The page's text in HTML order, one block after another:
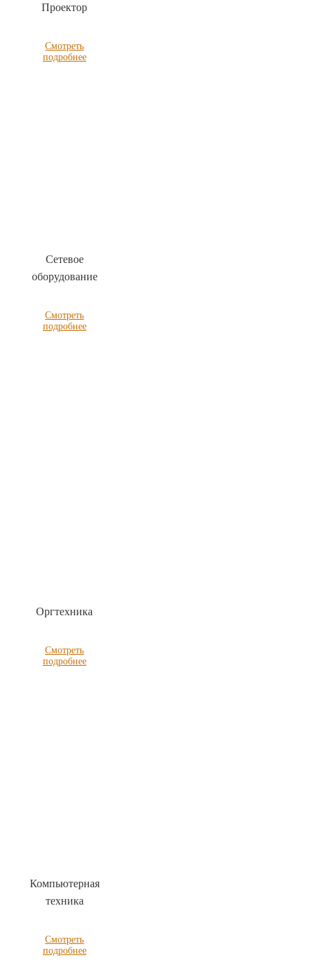
Проектор
Смотреть
подробнее
Сетевое
оборудование
Смотреть
подробнее
Оргтехника
Смотреть
подробнее
Компьютерная
техника
Смотреть
подробнее